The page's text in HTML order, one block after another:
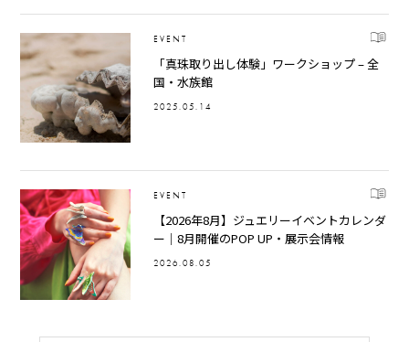
EVENT
「真珠取り出し体験」ワークショップ – 全
国・水族館
2025.05.14
EVENT
【2026年8月】ジュエリーイベントカレンダ
ー｜8月開催のPOP UP・展示会情報
2026.08.05